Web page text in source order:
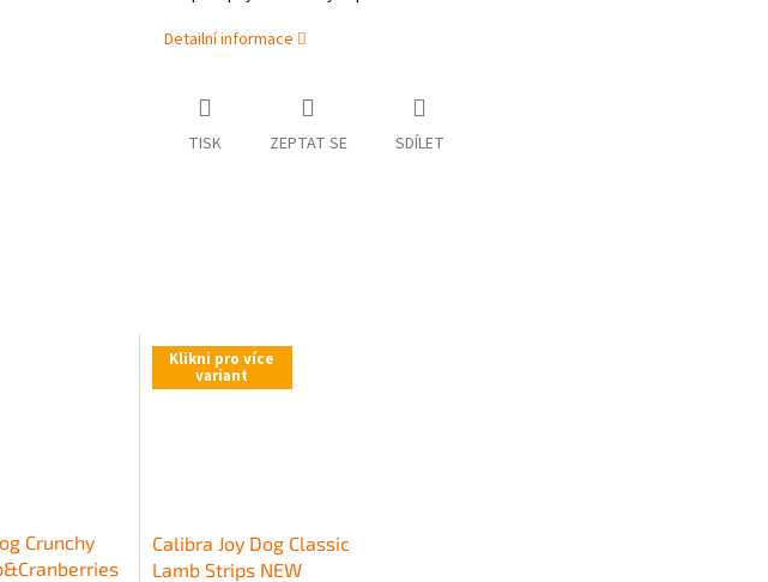
Detailní informace
TISK ZEPTAT SE SDÍLET
Crunchy
Klikni pro více
variant
Calibra Joy Dog Classic
Lamb Strips NEW